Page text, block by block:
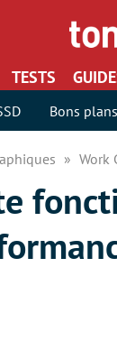
TESTS
Bons plans
Work